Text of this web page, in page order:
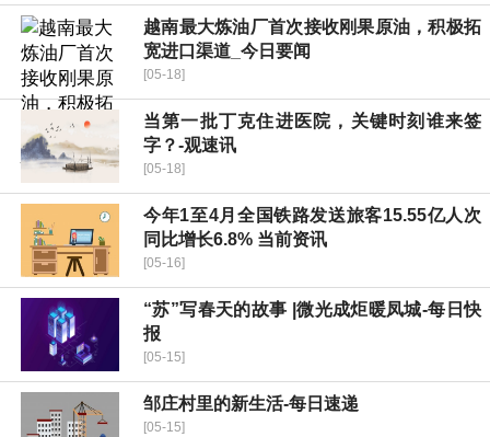
越南最大炼油厂首次接收刚果原油，积极拓
宽进口渠道_今日要闻
[05-18]
当第一批丁克住进医院，关键时刻谁来签
字？-观速讯
[05-18]
今年1至4月全国铁路发送旅客15.55亿人次
同比增长6.8% 当前资讯
[05-16]
“苏”写春天的故事 |微光成炬暖凤城-每日快
报
[05-15]
邹庄村里的新生活-每日速递
[05-15]